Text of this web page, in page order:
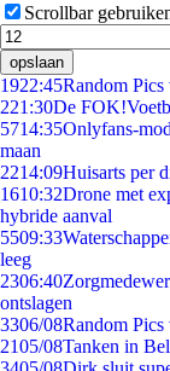
Scrollbar
opslaan
1922:45Random
221:30De
5714:35Onlyfans-
maan
2214:09Huisarts per
1610:32Drone met
hybride aanval
5509:33
leeg
2306:40
ontslagen
3306/08Random
2105/08Tanken in